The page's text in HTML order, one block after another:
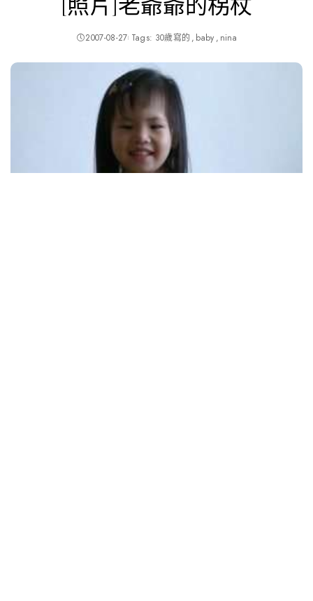
[照片]老爺爺的柺杖
2007-08-27 Tags: 30歲寫的 baby nina